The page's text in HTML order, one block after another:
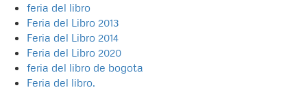
feria del libro
Feria del Libro 2013
Feria del Libro 2014
Feria del Libro 2020
feria del libro de bogota
Feria del libro.